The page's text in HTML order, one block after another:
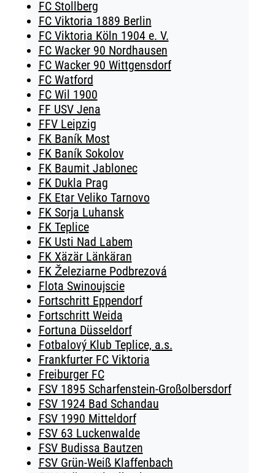
FC Stollberg
FC Viktoria 1889 Berlin
FC Viktoria Köln 1904 e. V.
FC Wacker 90 Nordhausen
FC Wacker 90 Wittgensdorf
FC Watford
FC Wil 1900
FF USV Jena
FFV Leipzig
FK Baník Most
FK Baník Sokolov
FK Baumit Jablonec
FK Dukla Prag
FK Etar Veliko Tarnovo
FK Sorja Luhansk
FK Teplice
FK Usti Nad Labem
FK Xäzär Länkäran
FK Železiarne Podbrezová
Flota Swinoujscie
Fortschritt Eppendorf
Fortschritt Weida
Fortuna Düsseldorf
Fotbalový Klub Teplice, a.s.
Frankfurter FC Viktoria
Freiburger FC
FSV 1895 Scharfenstein-Großolbersdorf
FSV 1924 Bad Schandau
FSV 1990 Mitteldorf
FSV 63 Luckenwalde
FSV Budissa Bautzen
FSV Grün-Weiß Klaffenbach